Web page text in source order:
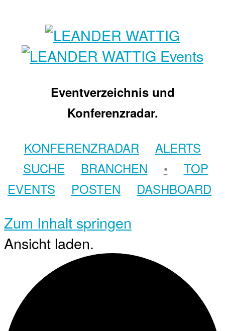
Eventverzeichnis und
Konferenzradar.
KONFERENZRADAR
ALERTS
SUCHE
BRANCHEN •
TOP
EVENTS
POSTEN DASHBOARD
Zum Inhalt springen
Ansicht laden.